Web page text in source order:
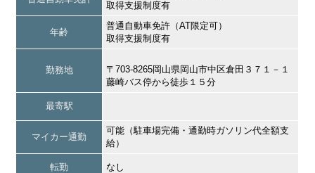
取得支援制度有
年齢
普通自動車免許（AT限定可）
取得支援制度有
勤務地
〒703-8265岡山県岡山市中区倉田３７１－１
藤崎バス停から徒歩１５分
最寄駅
マイカー通勤
可能（駐車場完備・通勤時ガソリン代全額支
給）
転勤 なし